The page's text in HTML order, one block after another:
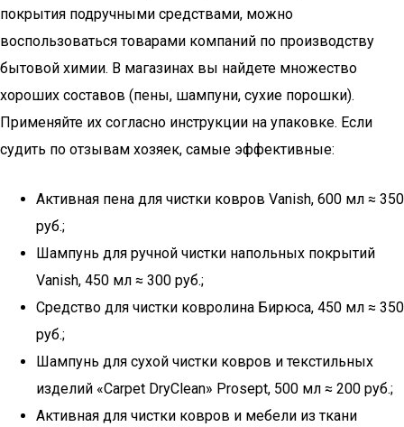
покрытия подручными средствами, можно
воспользоваться товарами компаний по производству
бытовой химии. В магазинах вы найдете множество
хороших составов (пены, шампуни, сухие порошки).
Применяйте их согласно инструкции на упаковке. Если
судить по отзывам хозяек, самые эффективные:
Активная пена для чистки ковров Vanish, 600 мл ≈ 350
руб.;
Шампунь для ручной чистки напольных покрытий
Vanish, 450 мл ≈ 300 руб.;
Средство для чистки ковролина Бирюса, 450 мл ≈ 350
руб.;
Шампунь для сухой чистки ковров и текстильных
изделий «Carpet DryClean» Prosept, 500 мл ≈ 200 руб.;
Активная для чистки ковров и мебели из ткани